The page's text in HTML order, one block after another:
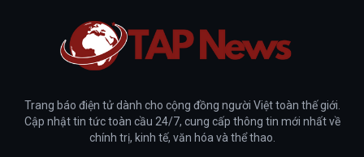
Trang báo điện tử dành cho cộng đồng người Việt toàn thế giới.
Cập nhật tin tức toàn cầu 24/7, cung cấp thông tin mới nhất về
chính trị, kinh tế, văn hóa và thể thao.